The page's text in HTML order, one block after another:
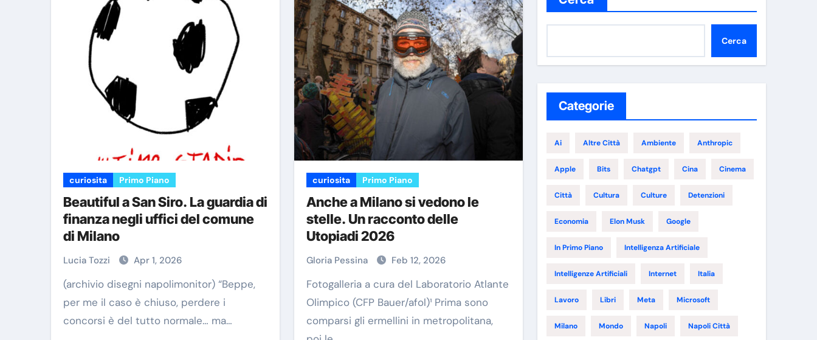
curiosita Primo Piano
Beautiful a San Siro. La guardia di
finanza negli uffici del comune
di Milano
Lucia Tozzi Apr 1, 2026
(archivio disegni napolimonitor) “Beppe,
per me il caso è chiuso, perdere i
concorsi è del tutto normale… ma…
curiosita Primo Piano
Anche a Milano si vedono le
stelle. Un racconto delle
Utopiadi 2026
Gloria Pessina Feb 12, 2026
Fotogalleria a cura del Laboratorio Atlante
Olimpico (CFP Bauer/afol)¹ Prima sono
comparsi gli ermellini in metropolitana,
Cerca
Categorie
Ai Altre Città Ambiente Anthropic
Apple Bits Chatgpt Cina Cinema
Città Cultura Culture Detenzioni
Economia Elon Musk Google
In Primo Piano Intelligenza Artificiale
Intelligenze Artificiali Internet Italia
Lavoro Libri Meta Microsoft
Milano Mondo Napoli Napoli Città